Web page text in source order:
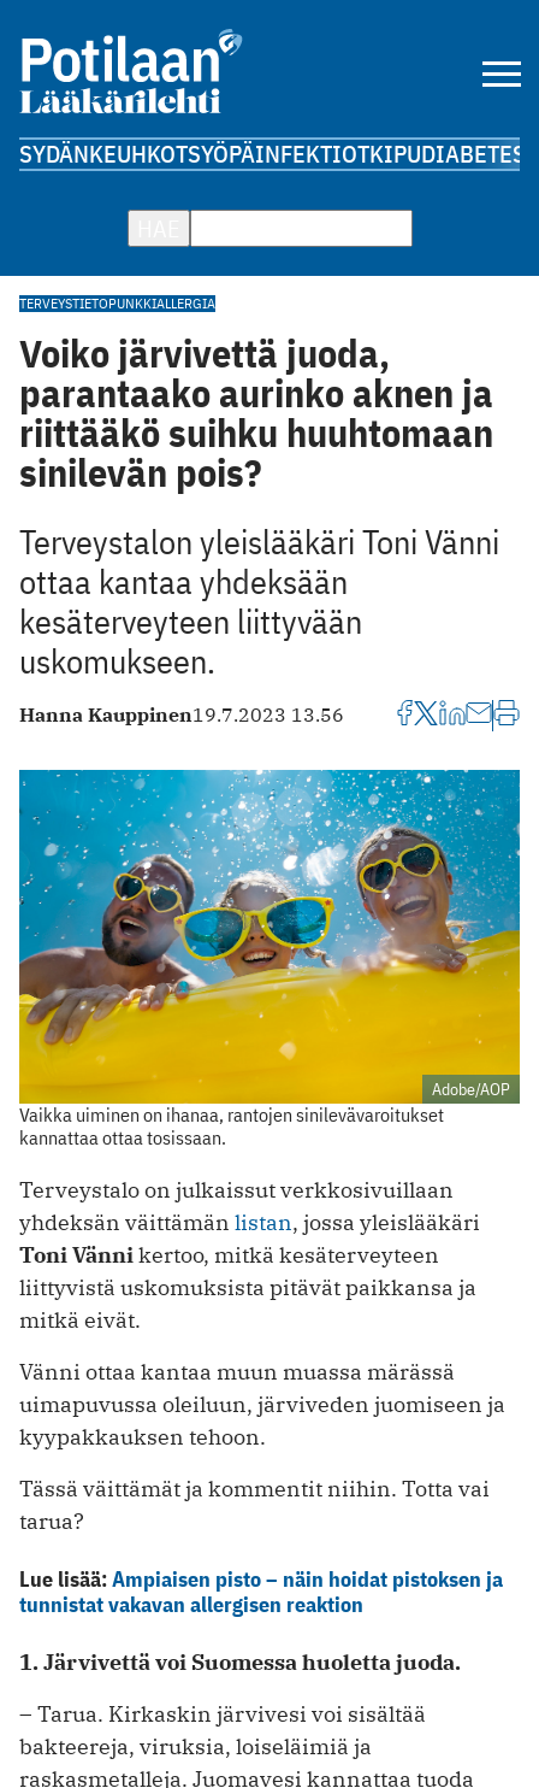
SYDÄNKEUHKOTSYÖPÄINFEKTIOTKIPUDIABETES
TERVEYSTIETOPUNKKIALLERGIA
Voiko järvivettä juoda,
parantaako aurinko aknen ja
riittääkö suihku huuhtomaan
sinilevän pois?
Terveystalon yleislääkäri Toni Vänni
ottaa kantaa yhdeksään
kesäterveyteen liittyvään
uskomukseen.
Hanna Kauppinen19.7.2023 13.56
Adobe/AOP
Vaikka uiminen on ihanaa, rantojen sinilevävaroitukset
kannattaa ottaa tosissaan.
Terveystalo on julkaissut verkkosivuillaan
yhdeksän väittämän listan, jossa yleislääkäri
Toni Vännikertoo, mitkä kesäterveyteen
liittyvistä uskomuksista pitävät paikkansa ja
mitkä eivät.
Vänni ottaa kantaa muun muassa märässä
uimapuvussa oleiluun, järviveden juomiseen ja
kyypakkauksen tehoon.
Tässä väittämät ja kommentit niihin. Totta vai
tarua?
Lue lisää:Ampiaisen pisto – näin hoidat pistoksen ja
tunnistat vakavan allergisen reaktion
1. Järvivettä voi Suomessa huoletta juoda.
– Tarua. Kirkaskin järvivesi voi sisältää
bakteereja, viruksia, loiseläimiä ja
raskasmetalleja. Juomavesi kannattaa tuoda